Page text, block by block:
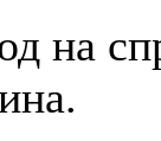
на